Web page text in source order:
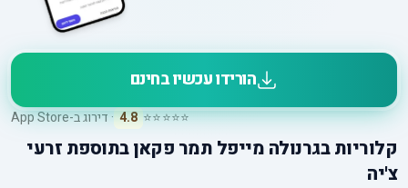
הורידו עכשיו בחינם
⭐⭐⭐⭐⭐
4.8 · דירוג ב-App Store
קלוריותבגרנולה מייפל תמר פקאן בתוספת זרעי
צ'יה